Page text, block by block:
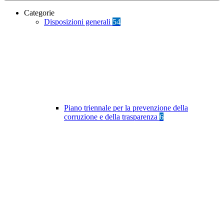
Categorie
Disposizioni generali 54
Piano triennale per la prevenzione della
corruzione e della trasparenza 6